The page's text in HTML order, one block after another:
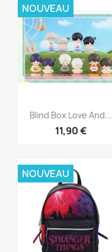
Aperçu rapide
Blind Box Love And...
11,90 €
NOUVEAU
NOUVEAU